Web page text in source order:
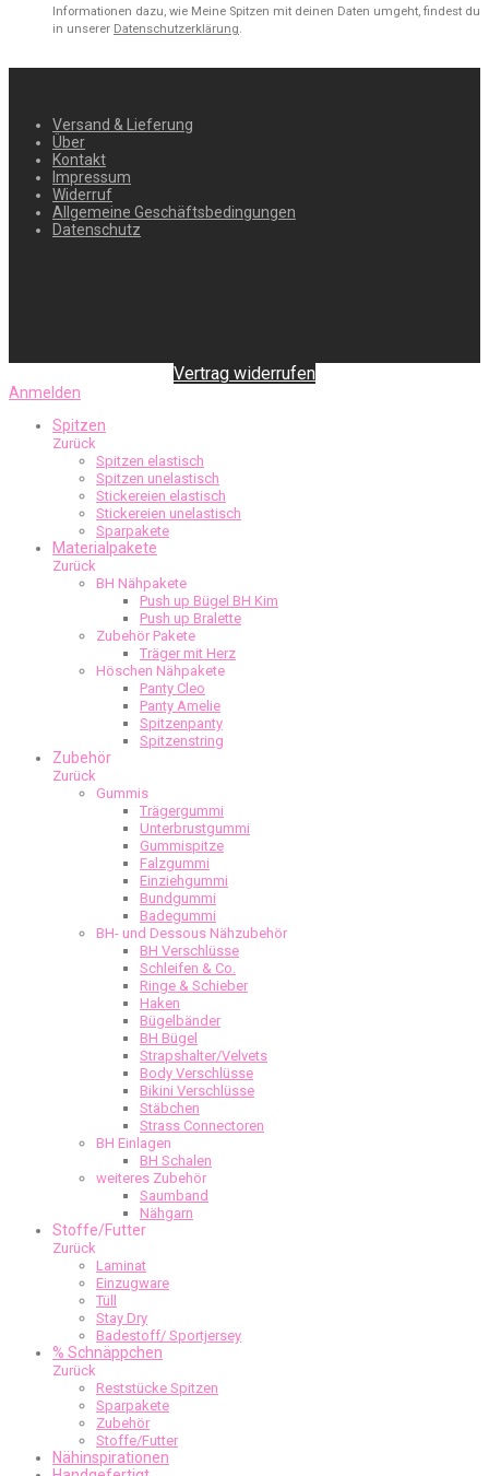
Informationen dazu, wie Meine Spitzen mit deinen Daten umgeht, findest du
in unserer Datenschutzerklärung.
Versand & Lieferung
Über
Kontakt
Impressum
Widerruf
Allgemeine Geschäftsbedingungen
Datenschutz
Vertrag widerrufen
Anmelden
Spitzen
Zurück
Spitzen elastisch
Spitzen unelastisch
Stickereien elastisch
Stickereien unelastisch
Sparpakete
Materialpakete
Zurück
BH Nähpakete
Push up Bügel BH Kim
Push up Bralette
Zubehör Pakete
Träger mit Herz
Höschen Nähpakete
Panty Cleo
Panty Amelie
Spitzenpanty
Spitzenstring
Zubehör
Zurück
Gummis
Trägergummi
Unterbrustgummi
Gummispitze
Falzgummi
Einziehgummi
Bundgummi
Badegummi
BH- und Dessous Nähzubehör
BH Verschlüsse
Schleifen & Co.
Ringe & Schieber
Haken
Bügelbänder
BH Bügel
Strapshalter/Velvets
Body Verschlüsse
Bikini Verschlüsse
Stäbchen
Strass Connectoren
BH Einlagen
BH Schalen
weiteres Zubehör
Saumband
Nähgarn
Stoffe/Futter
Zurück
Laminat
Einzugware
Tüll
Stay Dry
Badestoff/ Sportjersey
% Schnäppchen
Zurück
Reststücke Spitzen
Sparpakete
Zubehör
Stoffe/Futter
Nähinspirationen